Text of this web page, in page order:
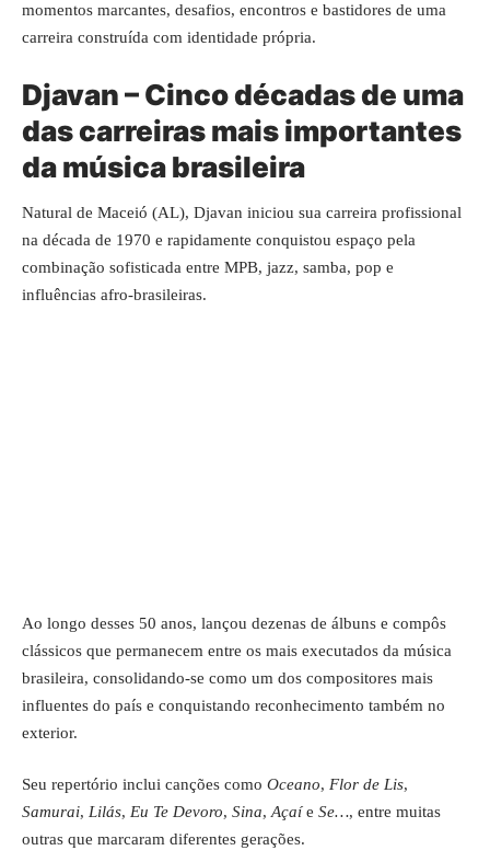
momentos marcantes, desafios, encontros e bastidores de uma
carreira construída com identidade própria.
Djavan – Cinco décadas de uma
das carreiras mais importantes
da música brasileira
Natural de Maceió (AL), Djavan iniciou sua carreira profissional
na década de 1970 e rapidamente conquistou espaço pela
combinação sofisticada entre MPB, jazz, samba, pop e
influências afro-brasileiras.
Ao longo desses 50 anos, lançou dezenas de álbuns e compôs
clássicos que permanecem entre os mais executados da música
brasileira, consolidando-se como um dos compositores mais
influentes do país e conquistando reconhecimento também no
exterior.
Seu repertório inclui canções como Oceano, Flor de Lis,
Samurai, Lilás, Eu Te Devoro, Sina, Açaíe Se…, entre muitas
outras que marcaram diferentes gerações.